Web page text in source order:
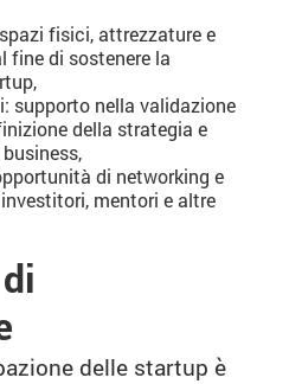
fisici, attrezzature e
fine di sostenere la
supporto nella validazione
della strategia e
di networking e
mentori e altre
delle startup è